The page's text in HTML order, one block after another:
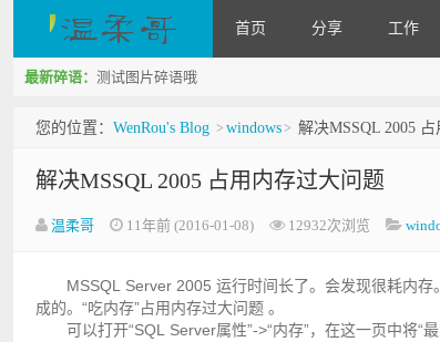
首页 分享 工作
最新碎语： 测试图片碎语哦
您的位置： WenRou's Blog > windows> 解决MSSQL 2005
解决MSSQL 2005 占用内存过大问题
温柔哥 11年前 (2016-01-08) 12932次浏览
MSSQL Server 2005 运行时间长了。会发现很耗内
成的。“吃内存”占用内存过大问题 。
可以打开“SQL Server属性”->“内存”，在这一页中将